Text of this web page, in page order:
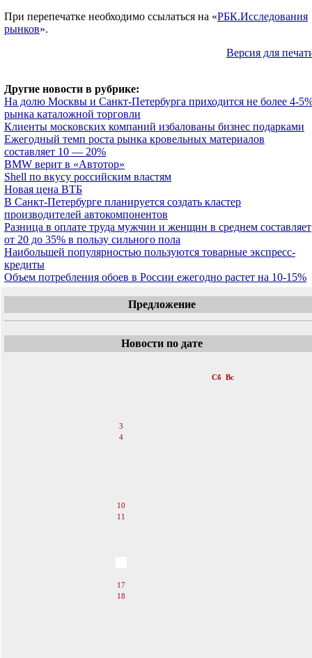
При перепечатке необходимо ссылаться на «РБК.Исследования
рынков».
Версия для
Другие новости в рубрике:
На долю Москвы и Санкт-Петербурга приходится не более 4-
рынка каталожной торговли
Клиенты московских компаний избалованы бизнес подарками
Ежегодный темп роста рынка кровельных материалов
составляет 10 — 20%
BMW верит в «Автотор»
Shell по вкусу российским властям
Новая цена ВТБ
В Санкт-Петербурге планируется создать кластер
производителей автокомпонентов
Разница в оплате труда мужчин и женщин в среднем составляет
от 20 до 35% в пользу сильного пола
Наибольшей популярностью пользуются товарные экспресс-
кредиты
Объем потребления обоев в России ежегодно растет на 10-15%
Предложение
Новости по дате
Сб Вс
3
4
10
11
17
18